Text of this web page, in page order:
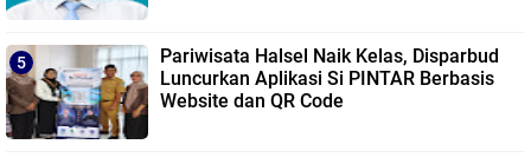
Pariwisata Halsel Naik Kelas, Disparbud
Luncurkan Aplikasi Si PINTAR Berbasis
Website dan QR Code